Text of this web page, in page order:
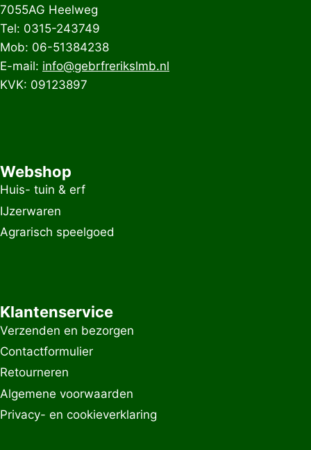
7055AG Heelweg
Tel: 0315-243749
Mob: 06-51384238
E-mail: info@gebrfrerikslmb.nl
KVK: 09123897
Webshop
Huis- tuin & erf
IJzerwaren
Agrarisch speelgoed
Klantenservice
Verzenden en bezorgen
Contactformulier
Retourneren
Algemene voorwaarden
Privacy- en cookieverklaring